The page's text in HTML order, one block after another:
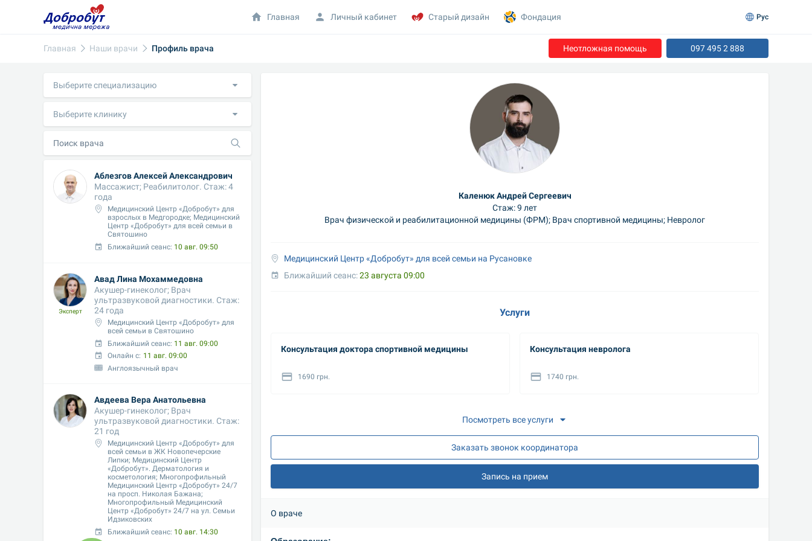
Главная Наши врачи Профиль врача Неотложная помощь 097 495 2 888
Выберите специализацию
Выберите клинику
Аблезгов Алексей Александрович
Массажист; Реабилитолог. Стаж: 4
года
Медицинский Центр «Добробут» для
взрослых в Медгородке; Медицинский
Центр «Добробут» для всей семьи в
Святошино
Ближайший сеанс: 10 авг. 09:50
Эксперт
Авад Лина Мохаммедовна
Акушер-гинеколог; Врач
ультразвуковой диагностики. Стаж:
24 года
Медицинский Центр «Добробут» для
всей семьи в Святошино
Ближайший сеанс: 11 авг. 09:00
Онлайн с: 11 авг. 09:00
Англоязычный врач
Авдеева Вера Анатольевна
Акушер-гинеколог; Врач
ультразвуковой диагностики. Стаж:
21 год
Медицинский Центр «Добробут» для
всей семьи в ЖК Новопечерские
Липки; Медицинский Центр
«Добробут». Дерматология и
косметология; Многопрофильный
Медицинский Центр «Добробут» 24/7
на просп. Николая Бажана;
Многопрофильный Медицинский
Центр «Добробут» 24/7 на ул. Семьи
Идзиковских
Ближайший сеанс: 10 авг. 14:30
Каленюк Андрей Сергеевич
Стаж: 9 лет
Врач физической и реабилитационной медицины (ФРМ); Врач спортивной медицины; Невролог
Медицинский Центр «Добробут» для всей семьи на Русановке
Ближайший сеанс: 23 августа 09:00
Услуги
Консультация доктора спортивной медицины
1690 грн.
Консультация невролога
1740 грн.
Посмотреть все услуги
Заказать звонок координатора
Запись на прием
О враче
Главная Личный кабинет Старый дизайн Фондация Рус